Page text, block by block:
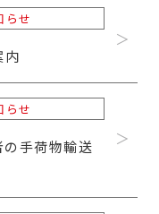
らせ
内
らせ
手荷物輸送